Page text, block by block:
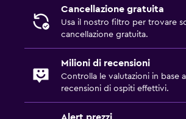
Cancellazione gratuita
Usa il nostro filtro per trovare
cancellazione gratuita.
Milioni di recensioni
Controlla le valutazioni in base
recensioni di ospiti effettivi.
Alert prezzi